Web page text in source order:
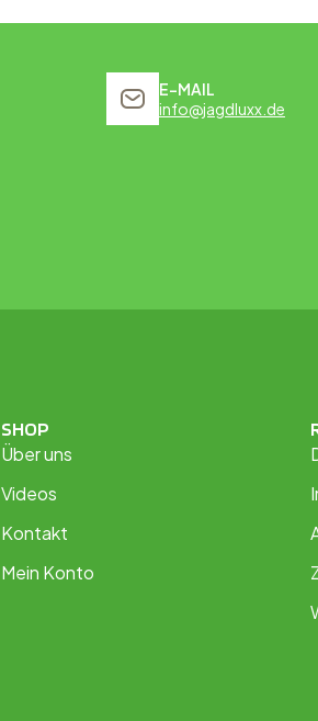
E-MAIL
info@jagdluxx.de
SHOP
Über uns
Videos
Kontakt
Mein Konto